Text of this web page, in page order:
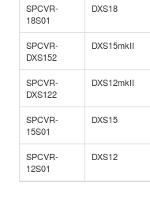
SPCVR-
18S01
DXS18
SPCVR-
DXS152
DXS15mkII
SPCVR-
DXS122
DXS12mkII
SPCVR-
15S01
DXS15
SPCVR-
12S01
DXS12